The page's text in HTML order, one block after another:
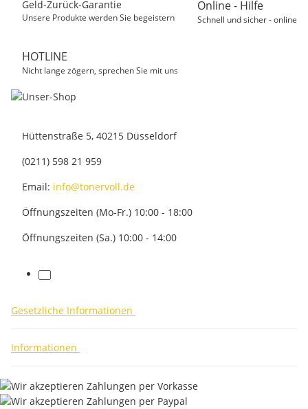
Geld-Zurück-Garantie
Unsere Produkte werden Sie begeistern
Online - Hilfe
Schnell und sicher - online
HOTLINE
Nicht lange zögern, sprechen Sie mit uns
Hüttenstraße 5, 40215 Düsseldorf
(0211) 598 21 959
Email: info@tonervoll.de
Öffnungszeiten (Mo-Fr.) 10:00 - 18:00
Öffnungszeiten (Sa.) 10:00 - 14:00
facebook
Gesetzliche Informationen
Informationen